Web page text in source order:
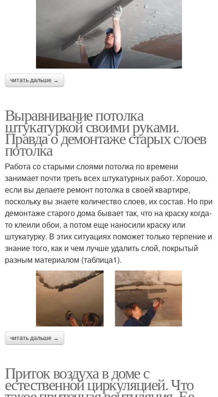
читать дальше →
Выравнивание потолка
штукатуркой своими руками.
Правда о демонтаже старых слоев
потолка
Работа со старыми слоями потолка по времени
занимает почти треть всех штукатурных работ. Хорошо,
если вы делаете ремонт потолка в своей квартире,
поскольку вы знаете количество слоев, их состав. Но при
демонтаже старого дома бывает так, что на краску когда-
то клеили обои, а потом еще наносили краску или
штукатурку. В этих ситуациях поможет только терпение и
знание того, как и чем лучше удалить слой, покрытый
разным материалом (таблица1).
читать дальше →
Приток воздуха в доме с
естественной циркуляцией. Что